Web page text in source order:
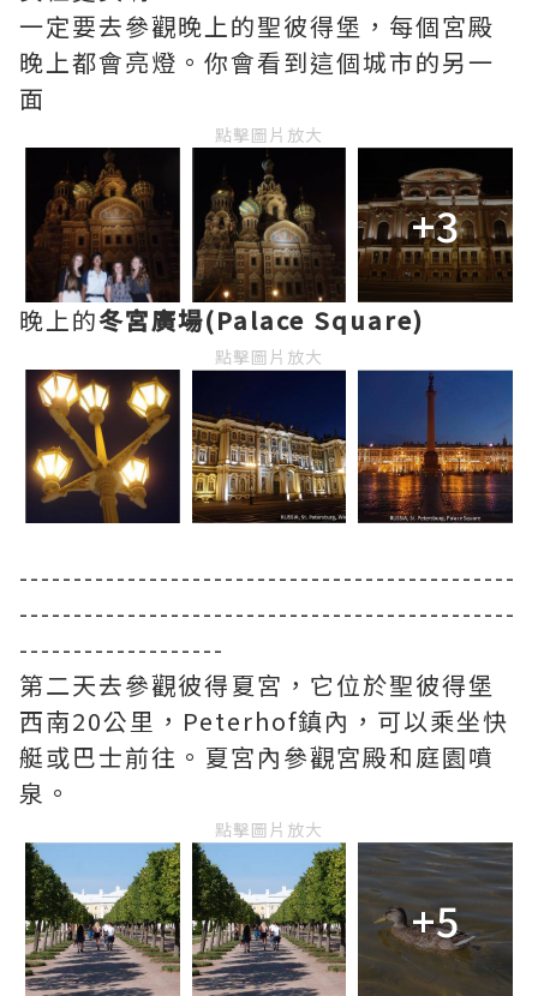
一定要去參觀晚上的聖彼得堡，每個宮殿
晚上都會亮燈。你會看到這個城市的另一
面
點擊圖片放大
+3
晚上的冬宮廣場(Palace Square)
點擊圖片放大
----------------------------------------------
----------------------------------------------
-------------------
第二天去參觀彼得夏宮，它位於聖彼得堡
西南20公里，Peterhof鎮內，可以乘坐快
艇或巴士前往。夏宮內參觀宮殿和庭園噴
泉。
點擊圖片放大
+5